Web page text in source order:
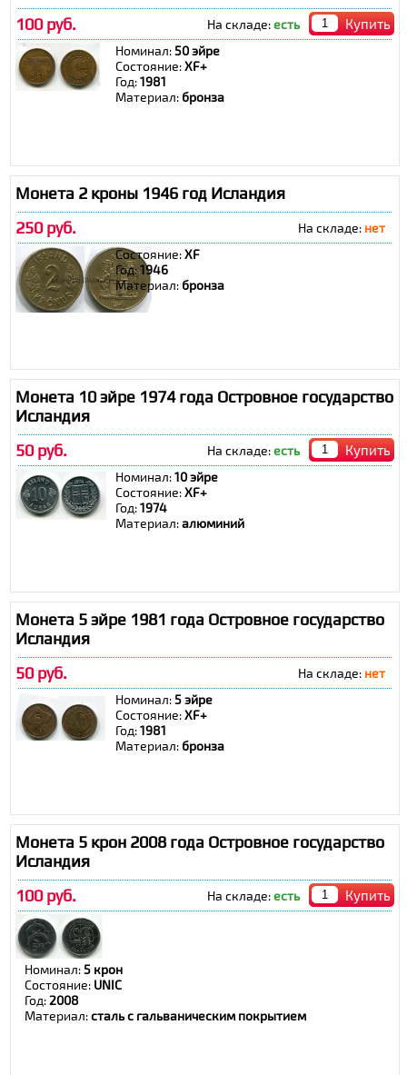
100 руб.
На складе:есть Купить
Номинал:50 эйре
Состояние:ХF+
Год:1981
Материал: бронза
Монета 2 кроны 1946 год Исландия
250 руб.
На складе: нет
Состояние:XF
Год:1946
Материал: бронза
Монета 10 эйре 1974 года Островное государство
Исландия
50 руб.
На складе:есть Купить
Номинал:10 эйре
Состояние:ХF+
Год:1974
Материал:алюминий
Монета 5 эйре 1981 года Островное государство
Исландия
50 руб.
На складе: нет
Номинал:5 эйре
Состояние:ХF+
Год:1981
Материал: бронза
Монета 5 крон 2008 года Островное государство
Исландия
100 руб.
На складе:есть Купить
Номинал:5 крон
Состояние: UNIC
Год:2008
Материал:сталь с гальваническим покрытием